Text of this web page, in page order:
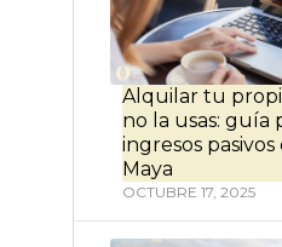
Alquilar tu
no la usas: guía
ingresos pasivos
Maya
OCTUBRE 17, 2025